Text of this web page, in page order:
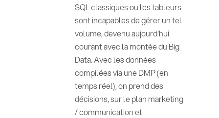
SQL classiques ou les tableurs
sont incapables de gérer un tel
volume, devenu aujourd'hui
courant avec la montée du Big
Data. Avec les données
compilées via une DMP (en
temps réel), on prend des
décisions, sur le plan marketing
/ communication et